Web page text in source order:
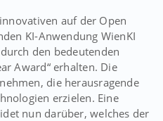
auf der Open
KI-Anwendung WienKI
den bedeutenden
Award“ erhalten. Die
die herausragende
erzielen. Eine
nun darüber, welches der